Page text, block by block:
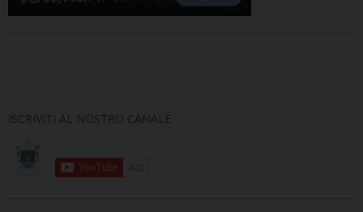
ISCRIVITI AL NOSTRO CANALE